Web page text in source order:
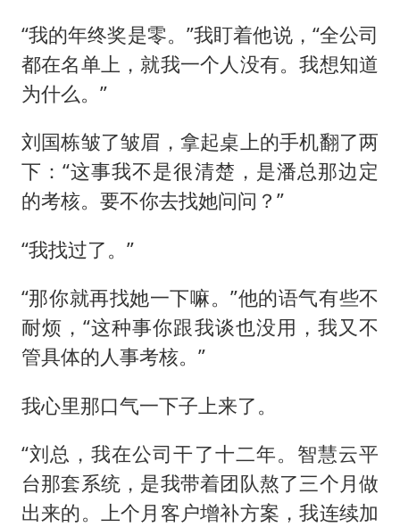
“我的年终奖是零。”我盯着他说，“全公司
都在名单上，就我一个人没有。我想知道
为什么。”
刘国栋皱了皱眉，拿起桌上的手机翻了两
下：“这事我不是很清楚，是潘总那边定
的考核。要不你去找她问问？”
“我找过了。”
“那你就再找她一下嘛。”他的语气有些不
耐烦，“这种事你跟我谈也没用，我又不
管具体的人事考核。”
我心里那口气一下子上来了。
“刘总，我在公司干了十二年。智慧云平
台那套系统，是我带着团队熬了三个月做
出来的。上个月客户增补方案，我连续加